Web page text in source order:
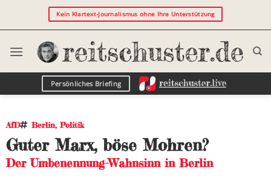
Kein Klartext-Journalismus ohne Ihre Unterstützung
Persönliches Briefing
AfD Berlin,Politik
Guter Marx, böse Mohren?
Der Umbenennung-Wahnsinn in Berlin